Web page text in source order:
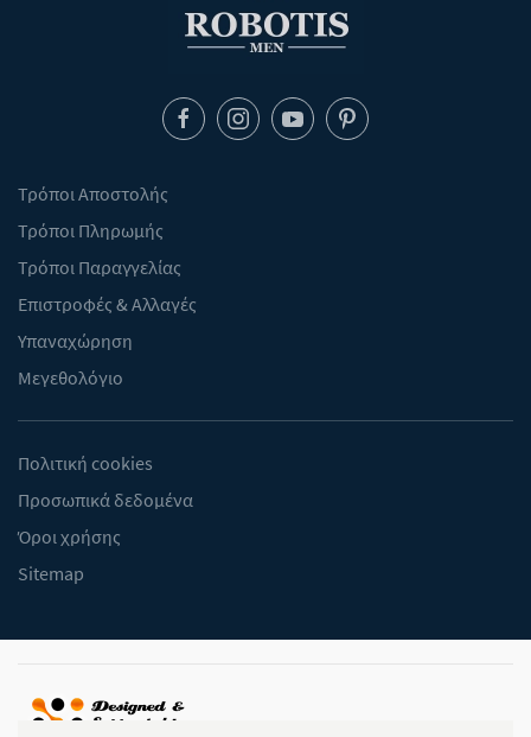
Τρόποι Αποστολής
Τρόποι Πληρωμής
Τρόποι Παραγγελίας
Επιστροφές & Αλλαγές
Υπαναχώρηση
Μεγεθολόγιο
Πολιτική cookies
Προσωπικά δεδομένα
Όροι χρήσης
Sitemap